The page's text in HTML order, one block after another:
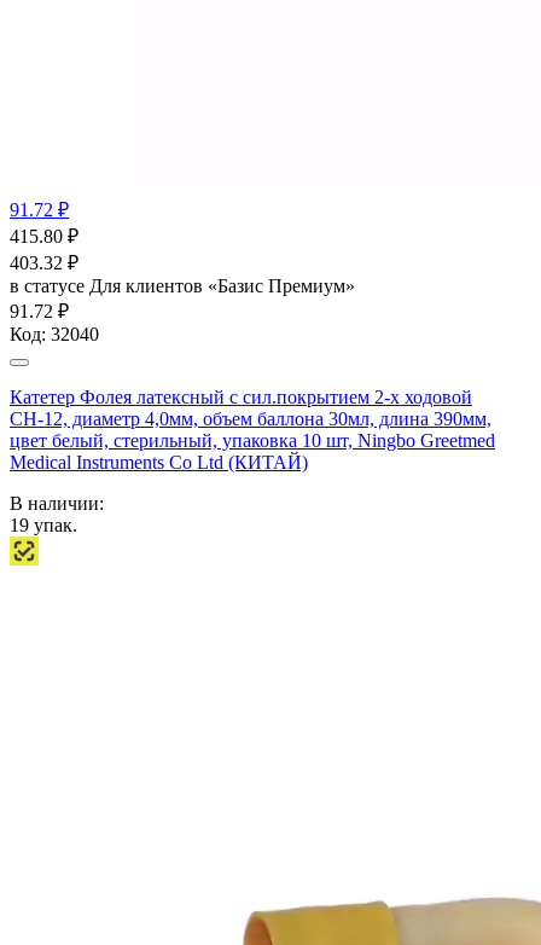
91.72 ₽
415.80 ₽
403.32 ₽
в статусе Для клиентов «Базис Премиум»
91.72 ₽
Код: 32040
Катетер Фолея латексный с сил.покрытием 2-х ходовой
СН-12, диаметр 4,0мм, объем баллона 30мл, длина 390мм,
цвет белый, стерильный, упаковка 10 шт, Ningbo Greetmed
Medical Instruments Co Ltd (КИТАЙ)
В наличии:
19 упак.